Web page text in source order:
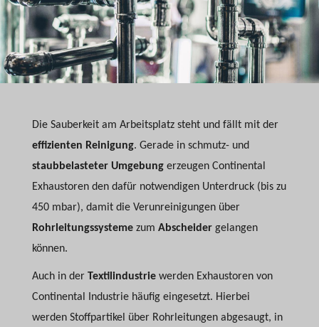
Die Sauberkeit am Arbeitsplatz steht und fällt mit der
effizienten Reinigung. Gerade in schmutz- und
staubbelasteter Umgebung erzeugen Continental
Exhaustoren den dafür notwendigen Unterdruck (bis zu
450 mbar), damit die Verunreinigungen über
Rohrleitungssystemezum Abscheidergelangen
können.
Auch in der Textilindustriewerden Exhaustoren von
Continental Industrie häufig eingesetzt. Hierbei
werden Stoffpartikel über Rohrleitungen abgesaugt, in